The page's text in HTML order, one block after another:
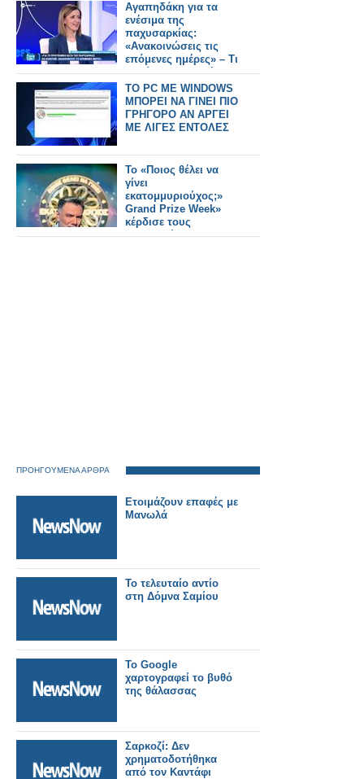
Αγαπηδάκη για τα
ενέσιμα της
παχυσαρκίας:
«Ανακοινώσεις τις
επόμενες ημέρες» – Τι
θα γίνει με τους ήδη
ενταγμένους
δικαιούχους (video)
TO PC ME WINDOWS
ΜΠΟΡΕΙ ΝΑ ΓΙΝΕΙ ΠΙΟ
ΓΡΗΓΟΡΟ ΑΝ ΑΡΓΕΙ
ΜΕ ΛΙΓΕΣ ΕΝΤΟΛΕΣ
Το «Ποιος θέλει να
γίνει
εκατομμυριούχος;»
Grand Prize Week»
κέρδισε τους
τηλεθεατές...
ΠΡΟΗΓΟΥΜΕΝΑ ΑΡΘΡΑ
Ετοιμάζουν επαφές με
Μανωλά
Το τελευταίο αντίο
στη Δόμνα Σαμίου
Το Google
χαρτογραφεί το βυθό
της θάλασσας
Σαρκοζί: Δεν
χρηματοδοτήθηκα
από τον Καντάφι